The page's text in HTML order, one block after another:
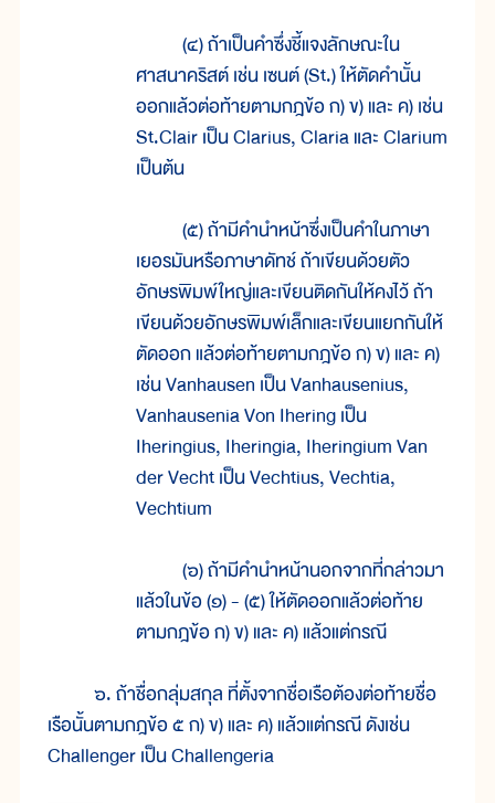
(๔) ถ้าเป็นคำซึ่งชี้แจงลักษณะใน
ศาสนาคริสต์ เช่น เซนต์ (St.) ให้ตัดคำนั้น
ออกแล้วต่อท้ายตามกฎข้อ ก) ข) และ ค) เช่น
St.Clair เป็น Clarius, Claria และ Clarium
เป็นต้น
(๕) ถ้ามีคำนำหน้าซึ่งเป็นคำในภาษา
เยอรมันหรือภาษาดัทช์ ถ้าเขียนด้วยตัว
อักษรพิมพ์ใหญ่และเขียนติดกันให้คงไว้ ถ้า
เขียนด้วยอักษรพิมพ์เล็กและเขียนแยกกันให้
ตัดออก แล้วต่อท้ายตามกฎข้อ ก) ข) และ ค)
เช่น Vanhausen เป็น Vanhausenius,
Vanhausenia Von Ihering เป็น
Iheringius, Iheringia, Iheringium Van
der Vecht เป็น Vechtius, Vechtia,
Vechtium
(๖) ถ้ามีคำนำหน้านอกจากที่กล่าวมา
แล้วในข้อ (๑) - (๕) ให้ตัดออกแล้วต่อท้าย
ตามกฎข้อ ก) ข) และ ค) แล้วแต่กรณี
๖. ถ้าชื่อกลุ่มสกุล ที่ตั้งจากชื่อเรือต้องต่อท้ายชื่อ
เรือนั้นตามกฎข้อ ๕ ก) ข) และ ค) แล้วแต่กรณี ดังเช่น
Challenger เป็น Challengeria